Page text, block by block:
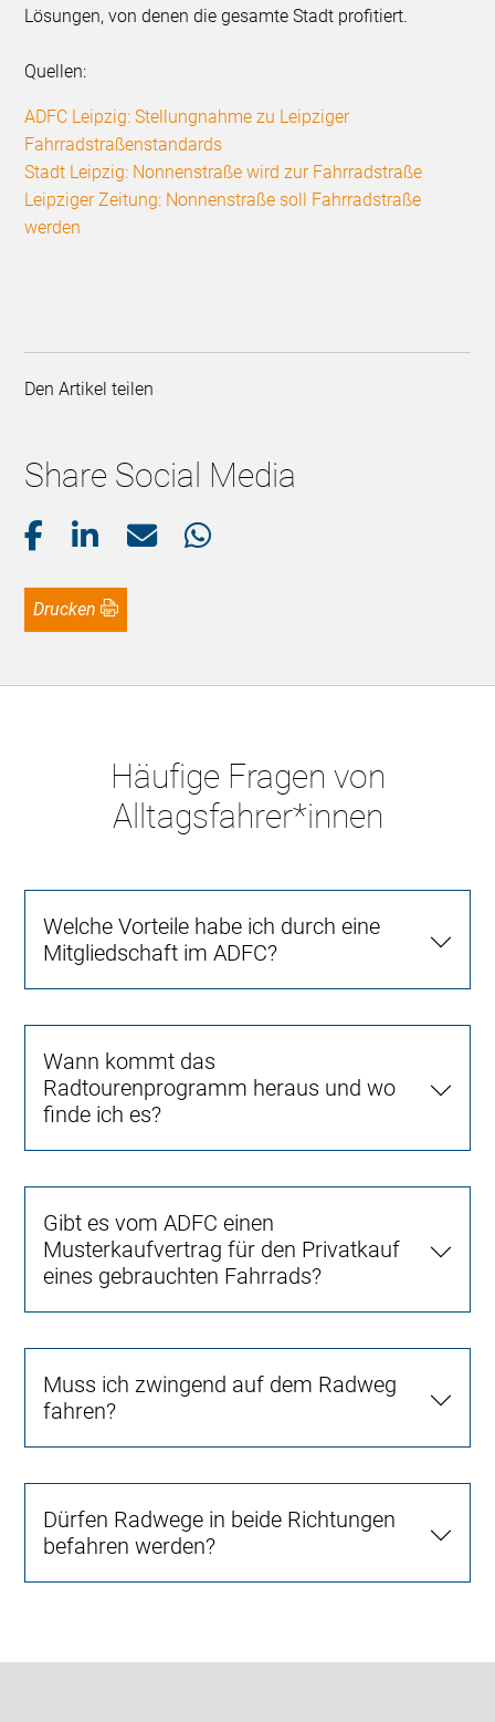
Lösungen, von denen die gesamte Stadt profitiert.
Quellen:
ADFC Leipzig: Stellungnahme zu Leipziger
Fahrradstraßenstandards
Stadt Leipzig: Nonnenstraße wird zur Fahrradstraße
Leipziger Zeitung: Nonnenstraße soll Fahrradstraße
werden
Den Artikel teilen
Share Social Media
Drucken
Häufige Fragen von
Alltagsfahrer*innen
Welche Vorteile habe ich durch eine
Mitgliedschaft im ADFC?
Wann kommt das
Radtourenprogramm heraus und wo
finde ich es?
Gibt es vom ADFC einen
Musterkaufvertrag für den Privatkauf
eines gebrauchten Fahrrads?
Muss ich zwingend auf dem Radweg
fahren?
Dürfen Radwege in beide Richtungen
befahren werden?